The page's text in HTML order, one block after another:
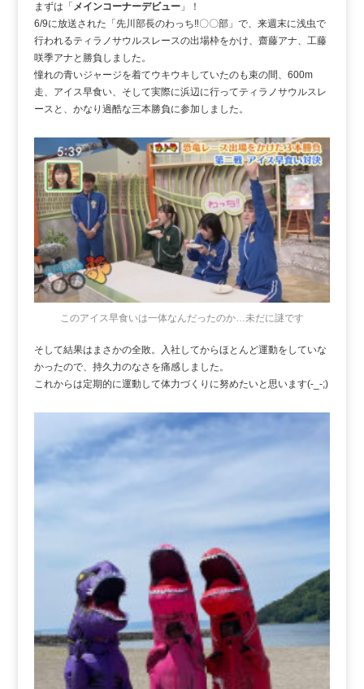
まずは「 メインコーナーデビュー 」！
6/9に放送された「先川部長のわっち‼〇〇部」で、来週末に浅虫で
行われるティラノサウルスレースの出場枠をかけ、齋藤アナ、工藤
咲季アナと勝負しました。
憧れの青いジャージを着てウキウキしていたのも束の間、600m
走、アイス早食い、そして実際に浜辺に行ってティラノサウルスレ
ースと、かなり過酷な三本勝負に参加しました。
このアイス早食いは一体なんだったのか…未だに謎です
そして結果はまさかの全敗。入社してからほとんど運動をしていな
かったので、持久力のなさを痛感しました。
これからは定期的に運動して体力づくりに努めたいと思います(-_-;)